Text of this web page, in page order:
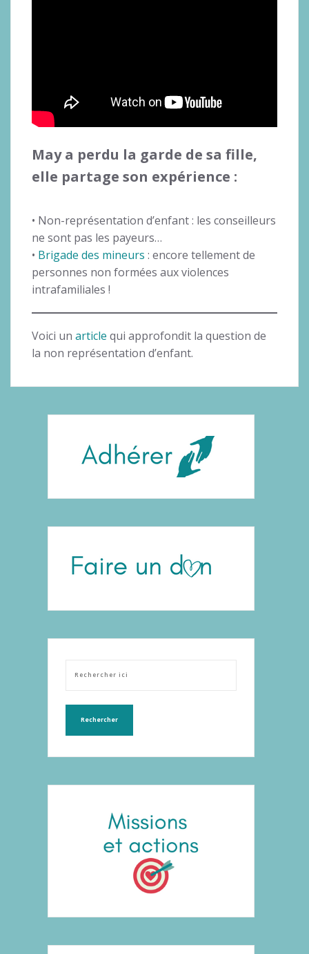
May a perdu la garde de sa fille,
elle partage son expérience :
• Non-représentation d’enfant : les conseilleurs
ne sont pas les payeurs…
• Brigade des mineurs : encore tellement de
personnes non formées aux violences
intrafamiliales !
Voici un article qui approfondit la question de
la non représentation d’enfant.